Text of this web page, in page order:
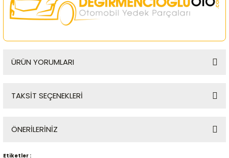
ÜRÜN YORUMLARI
TAKSİT SEÇENEKLERİ
ÖNERİLERİNİZ
Etiketler :